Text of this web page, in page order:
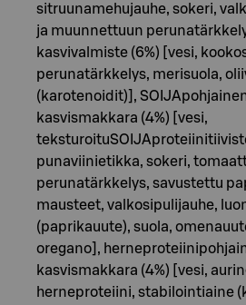
sitruunamehujauhe, sokeri,
ja muunnettuun
kasvivalmiste (6%) [vesi,
perunatärkkelys, merisuola,
(karotenoidit)],
kasvismakkara (4%) [vesi,
punaviinietikka, sokeri,
perunatärkkelys, savustettu
mausteet, valkosipulijauhe,
(paprikauute), suola,
oregano],
kasvismakkara (4%) [vesi,
herneproteiini, stabilointiaine